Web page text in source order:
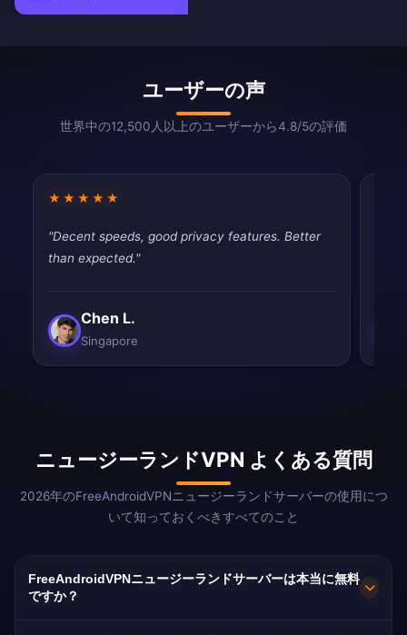
ユーザーの声
世界中の12,500人以上のユーザーから4.8/5の評価
★★★★★
"Decent speeds, good privacy features. Better
than expected."
Chen L.
Singapore
ニュージーランドVPN よくある質問
2026年のFreeAndroidVPNニュージーランドサーバーの使用につ
いて知っておくべきすべてのこと
FreeAndroidVPNニュージーランドサーバーは本当に無料
ですか？